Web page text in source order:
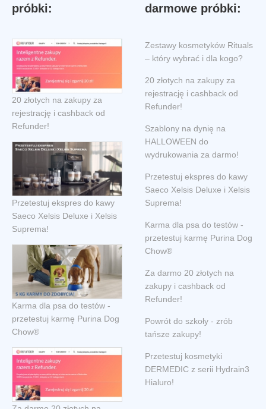
próbki:
20 złotych na zakupy za
rejestrację i cashback od
Refunder!
Przetestuj ekspres do kawy
Saeco Xelsis Deluxe i Xelsis
Suprema!
Karma dla psa do testów -
przetestuj karmę Purina Dog
Chow®
darmowe próbki:
Zestawy kosmetyków Rituals
– który wybrać i dla kogo?
20 złotych na zakupy za
rejestrację i cashback od
Refunder!
Szablony na dynię na
HALLOWEEN do
wydrukowania za darmo!
Przetestuj ekspres do kawy
Saeco Xelsis Deluxe i Xelsis
Suprema!
Karma dla psa do testów -
przetestuj karmę Purina Dog
Chow®
Za darmo 20 złotych na
zakupy i cashback od
Refunder!
Powrót do szkoły - zrób
tańsze zakupy!
Przetestuj kosmetyki
DERMEDIC z serii Hydrain3
Hialuro!